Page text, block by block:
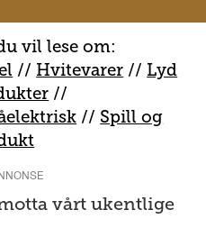
vil lese om:
// Hvitevarer // Lyd
//
// Spill og
vårt ukentlige